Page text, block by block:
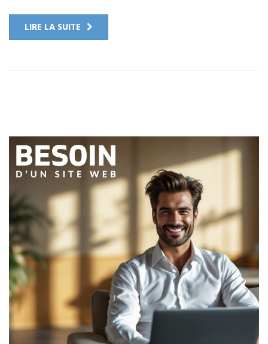
LIRE LA SUITE